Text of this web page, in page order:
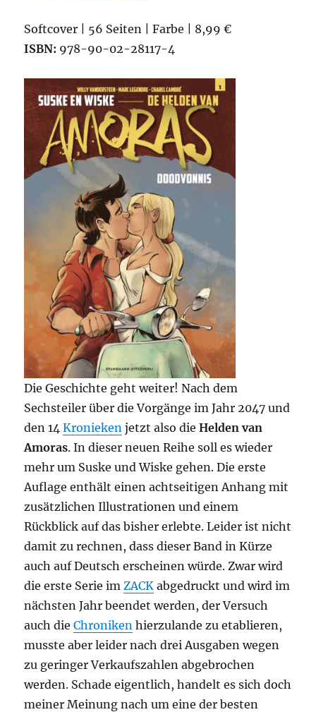
Softcover | 56 Seiten | Farbe | 8,99 €
ISBN: 978-90-02-28117-4
Die Geschichte geht weiter! Nach dem
Sechsteiler über die Vorgänge im Jahr 2047 und
den 14Kronieken jetzt also dieHelden van
Amoras. In dieser neuen Reihe soll es wieder
mehr um Suske und Wiske gehen. Die erste
Auflage enthält einen achtseitigen Anhang mit
zusätzlichen Illustrationen und einem
Rückblick auf das bisher erlebte. Leider ist nicht
damit zu rechnen, dass dieser Band in Kürze
auch auf Deutsch erscheinen würde. Zwar wird
die erste Serie im ZACK abgedruckt und wird im
nächsten Jahr beendet werden, der Versuch
auch dieChroniken hierzulande zu etablieren,
musste aber leider nach drei Ausgaben wegen
zu geringer Verkaufszahlen abgebrochen
werden. Schade eigentlich, handelt es sich doch
meiner Meinung nach um eine der besten